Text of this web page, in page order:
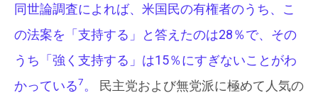
同世論調査によれば、米国民の有権者のうち、こ
の法案を「支持する」と答えたのは28％で、その
うち「強く支持する」は15％にすぎないことがわ
かっている7。
民主党および無党派に極めて人気の